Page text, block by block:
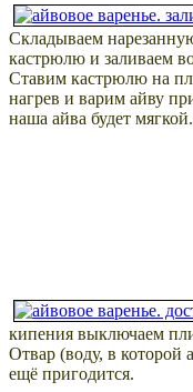
Складываем
кастрюлю и заливаем
Ставим кастрюлю на
нагрев и варим айву
наша айва будет мягкой.
кипения выключаем
Отвар (воду, в которой
ещё пригодится.